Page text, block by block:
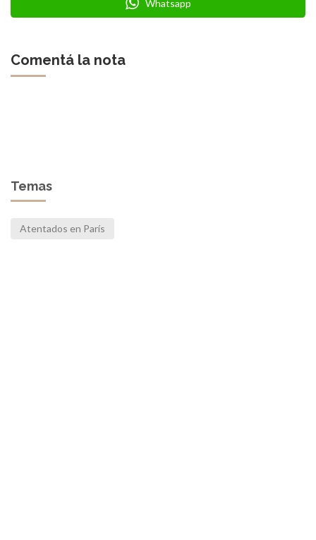
Whatsapp
Comentá la nota
Temas
Atentados en París